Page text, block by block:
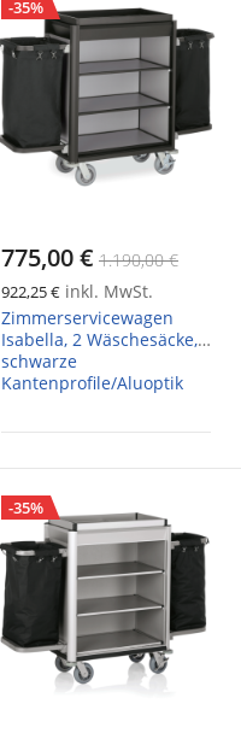
-35%
775,00 € 1.190,00 €
922,25 € inkl. MwSt.
Zimmerservicewagen
Isabella, 2 Wäschesäcke,
schwarze
Kantenprofile/Aluoptik
-35%